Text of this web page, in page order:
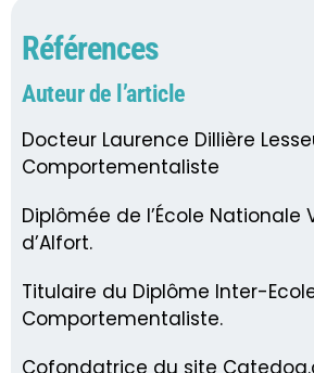
Références
Auteur de l’article
Docteur Laurence Dillière
Comportementaliste
Diplômée de l’École Nationale
d’Alfort.
Titulaire du Diplôme Inter-
Comportementaliste.